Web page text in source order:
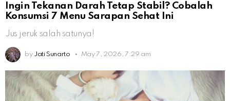
Ingin Tekanan Darah Tetap Stabil? Cobalah
Konsumsi 7 Menu Sarapan Sehat Ini
Jus jeruk salah satunya!
by Jati Sunarto May 7, 2026, 7:29 am